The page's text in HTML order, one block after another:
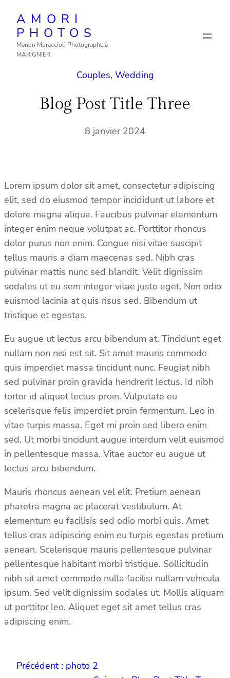
contenu
AMORI
PHOTOS
Manon Muraccioli Photographe à
MARIGNIER
Couples, Wedding
Blog Post Title Three
8 janvier 2024
Lorem ipsum dolor sit amet, consectetur adipiscing
elit, sed do eiusmod tempor incididunt ut labore et
dolore magna aliqua. Faucibus pulvinar elementum
integer enim neque volutpat ac. Porttitor rhoncus
dolor purus non enim. Congue nisi vitae suscipit
tellus mauris a diam maecenas sed. Nibh cras
pulvinar mattis nunc sed blandit. Velit dignissim
sodales ut eu sem integer vitae justo eget. Non odio
euismod lacinia at quis risus sed. Bibendum ut
tristique et egestas.
Eu augue ut lectus arcu bibendum at. Tincidunt eget
nullam non nisi est sit. Sit amet mauris commodo
quis imperdiet massa tincidunt nunc. Feugiat nibh
sed pulvinar proin gravida hendrerit lectus. Id nibh
tortor id aliquet lectus proin. Vulputate eu
scelerisque felis imperdiet proin fermentum. Leo in
vitae turpis massa. Eget mi proin sed libero enim
sed. Ut morbi tincidunt augue interdum velit euismod
in pellentesque massa. Vitae auctor eu augue ut
lectus arcu bibendum.
Mauris rhoncus aenean vel elit. Pretium aenean
pharetra magna ac placerat vestibulum. At
elementum eu facilisis sed odio morbi quis. Amet
tellus cras adipiscing enim eu turpis egestas pretium
aenean. Scelerisque mauris pellentesque pulvinar
pellentesque habitant morbi tristique. Sollicitudin
nibh sit amet commodo nulla facilisi nullam vehicula
ipsum. Sed velit dignissim sodales ut. Mollis aliquam
ut porttitor leo. Aliquet eget sit amet tellus cras
adipiscing enim.
Précédent : photo 2